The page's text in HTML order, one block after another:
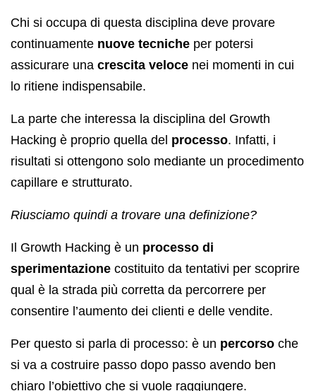
Chi si occupa di questa disciplina deve provare
continuamente nuove tecniche per potersi
assicurare una crescita veloce nei momenti in cui
lo ritiene indispensabile.
La parte che interessa la disciplina del Growth
Hacking è proprio quella del processo. Infatti, i
risultati si ottengono solo mediante un procedimento
capillare e strutturato.
Riusciamo quindi a trovare una definizione?
Il Growth Hacking è un processo di
sperimentazione costituito da tentativi per scoprire
qual è la strada più corretta da percorrere per
consentire l’aumento dei clienti e delle vendite.
Per questo si parla di processo: è un percorso che
si va a costruire passo dopo passo avendo ben
chiaro l’obiettivo che si vuole raggiungere.